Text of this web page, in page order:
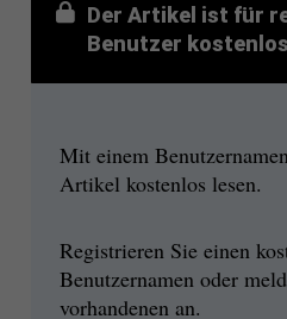
Der Artikel ist für
Benutzer
Mit einem
Artikel kostenlos lesen.
Registrieren Sie einen
Benutzernamen oder
vorhandenen an.